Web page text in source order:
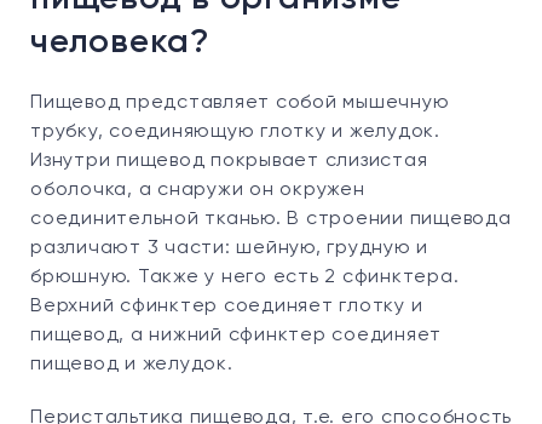
человека?
Пищевод представляет собой мышечную
трубку, соединяющую глотку и желудок.
Изнутри пищевод покрывает слизистая
оболочка, а снаружи он окружен
соединительной тканью. В строении пищевода
различают 3 части: шейную, грудную и
брюшную. Также у него есть 2 сфинктера.
Верхний сфинктер соединяет глотку и
пищевод, а нижний сфинктер соединяет
пищевод и желудок.
Перистальтика пищевода, т.е. его способность